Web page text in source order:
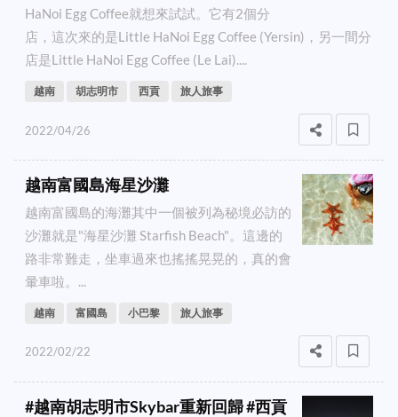
HaNoi Egg Coffee就想來試試。它有2個分
店，這次來的是Little HaNoi Egg Coffee (Yersin)，另一間分
店是Little HaNoi Egg Coffee (Le Lai)....
越南 胡志明市 西貢 旅人旅事
2022/04/26
越南富國島海星沙灘
越南富國島的海灘其中一個被列為秘境必訪的
沙灘就是"海星沙灘 Starfish Beach"。這邊的
路非常難走，坐車過來也搖搖晃晃的，真的會
暈車啦。...
越南 富國島 小巴黎 旅人旅事
2022/02/22
#越南胡志明市Skybar重新回歸 #西貢